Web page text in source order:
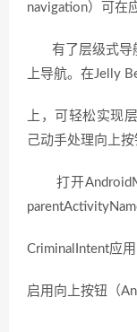
navigation）可在
有了层级式导航
上导航。在Jelly
上，可轻松实现
己动手处理向上按
打开
CriminalIntent应用
启用向上按钮（